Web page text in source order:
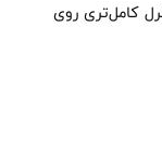
کامل‌تری روی